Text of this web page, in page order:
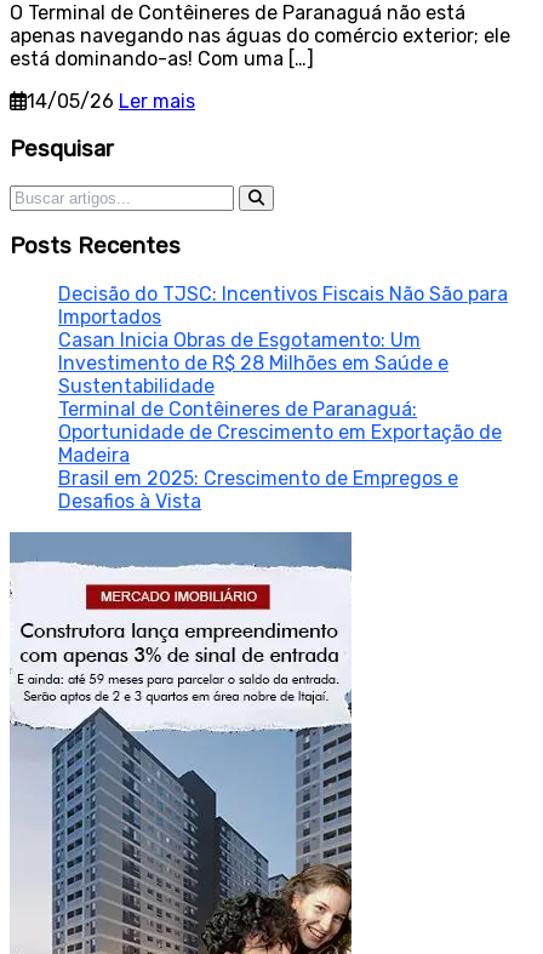
O Terminal de Contêineres de Paranaguá não está
apenas navegando nas águas do comércio exterior; ele
está dominando-as! Com uma […]
14/05/26 Ler mais
Sidebar
Pesquisar
Pesquisar por:
Posts Recentes
Decisão do TJSC: Incentivos Fiscais Não São para
Importados
Casan Inicia Obras de Esgotamento: Um
Investimento de R$ 28 Milhões em Saúde e
Sustentabilidade
Terminal de Contêineres de Paranaguá:
Oportunidade de Crescimento em Exportação de
Madeira
Brasil em 2025: Crescimento de Empregos e
Desafios à Vista